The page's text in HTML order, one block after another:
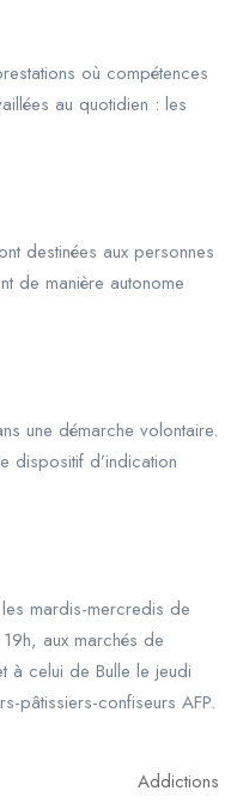
où compétences
au quotidien : les
destinées aux personnes
de manière autonome
une démarche volontaire.
dispositif d’indication
mardis-mercredis de
aux marchés de
à celui de Bulle le jeudi
pâtissiers-confiseurs AFP.
Addictions